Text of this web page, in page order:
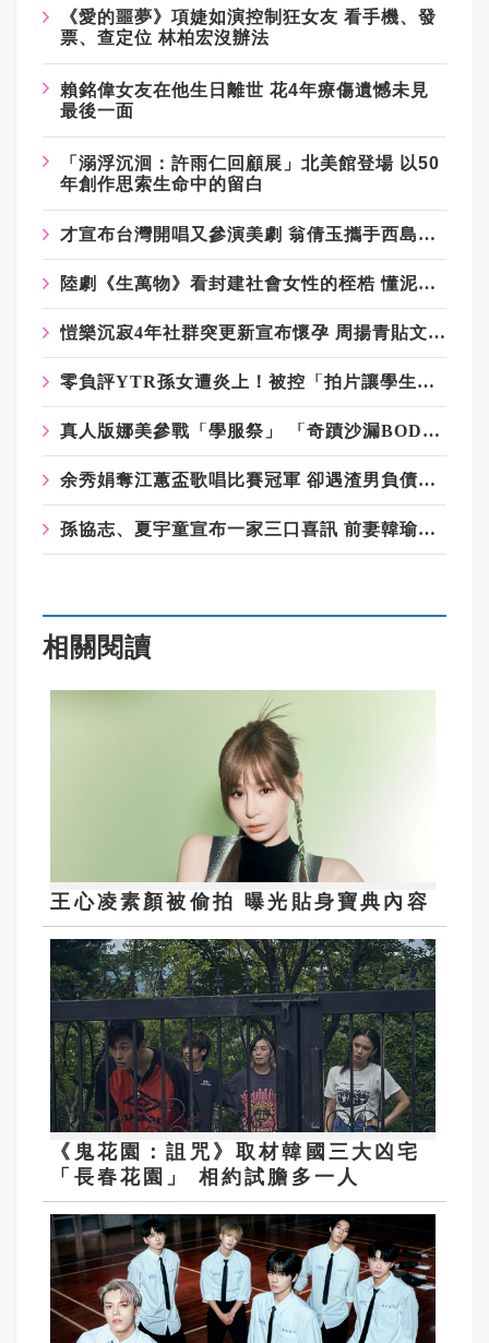
《愛的噩夢》項婕如演控制狂女友 看手機、發
票、查定位 林柏宏沒辦法
賴銘偉女友在他生日離世 花4年療傷遺憾未見
最後一面
「溺浮沉洄：許雨仁回顧展」北美館登場 以50
年創作思索生命中的留白
才宣布台灣開唱又參演美劇 翁倩玉攜手西島秀俊挑戰AI題材
陸劇《生萬物》看封建社會女性的桎梏 懂泥地裡開花的不易
愷樂沉寂4年社群突更新宣布懷孕 周揚青貼文洩近況
零負評YTR孫女遭炎上！被控「拍片讓學生請客」...她怒還原真相
真人版娜美參戰「學服祭」 「奇蹟沙漏BODY」辻莉莉莎細腰57公分
余秀娟奪江蕙盃歌唱比賽冠軍 卻遇渣男負債千萬
孫協志、夏宇童宣布一家三口喜訊 前妻韓瑜聞訊反應曝光
相關閱讀
王心凌素顏被偷拍 曝光貼身寶典內容
《鬼花園：詛咒》取材韓國三大凶宅
「長春花園」 相約試膽多一人